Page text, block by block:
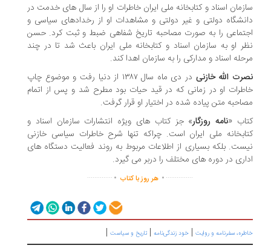
اسناد و کتابخانه ملی ایران خاطرات او را از سال های خدمت در
دولتی و غیر دولتی و مشاهدات او از رخدادهای سیاسی و
را به صورت مصاحبه تاریخ شفاهی ضبط و ثبت کرد. حسن
او به سازمان اسناد و کتابخانه ملی ایران باعث شد تا در چند
اسناد و مدارکی را به سازمان اهدا کند.
الله خازنی
در دی ماه سال ۱۳۸۷ از دنیا رفت و موضوع چاپ
او در زمانی که در قید حیات بود مطرح شد و پس از اتمام
متن پیاده شده در اختیار او قرار گرفت.
«نامه روزگار» جز کتاب های ویژه انتشارات سازمان اسناد و
ملی ایران است. چراکه تنها شرح خاطرات سیاسی خازنی
بلکه بسیاری از اطلاعات مربوط به روند فعالیت دستگاه های
در دوره های مختلف را دربر می گیرد.
...............
. هر روز با کتاب.
..............
سفرنامه‌ و روایت|خود زندگی‌نامه|تاریخ و سیاست |